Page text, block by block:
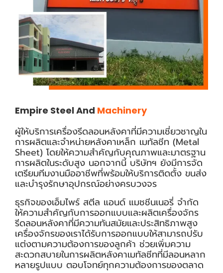
Empire Steel And Machinery
ผู้ให้บริการเครื่องรีดลอนหลังคาที่มีความเชี่ยวชาญใน
การผลิตและจำหน่ายหลังคาเหล็ก เมทัลชีท (Metal
Sheet) โดยให้ความสำคัญกับคุณภาพและมาตรฐาน
การผลิตในระดับสูง นอกจากนี้ บริษัทฯ ยังมีการจัด
เตรียมทีมงานมืออาชีพที่พร้อมให้บริการติดตั้ง ขนส่ง
และบำรุงรักษาอุปกรณ์อย่างครบวงจร
ธุรกิจของเอ็มไพร์ สตีล แอนด์ แมชชีนเนอรี่ จำกัด
ให้ความสำคัญกับการออกแบบและผลิตเครื่องจักร
รีดลอนหลังคาที่มีความทันสมัยและประสิทธิภาพสูง
เครื่องจักรของเราได้รับการออกแบบให้สามารถปรับ
แต่งตามความต้องการของลูกค้า ช่วยเพิ่มความ
สะดวกสบายในการผลิตหลังคาเมทัลชีทที่มีลอนหลาก
หลายรูปแบบ ตอบโจทย์ทุกความต้องการของตลาด